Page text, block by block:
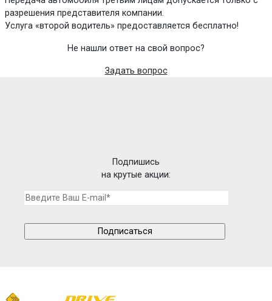
разрешения представителя компании.
Услуга «второй водитель» предоставляется бесплатно!
Не нашли ответ на свой вопрос?
Задать вопрос
Подпишись
на крутые акции: